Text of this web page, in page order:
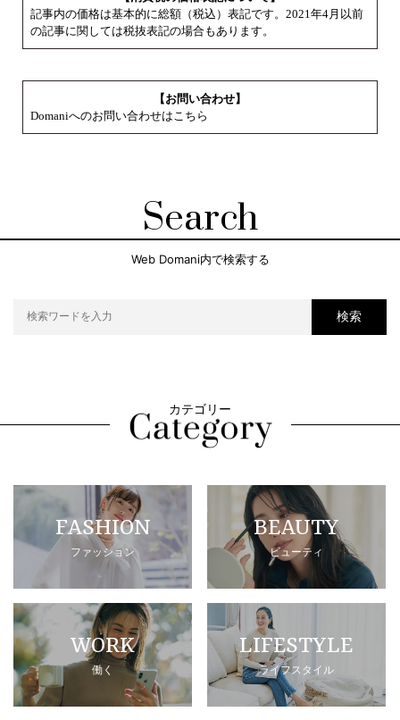
記事内の価格は基本的に総額（税込）表記です。2021年4月以前
の記事に関しては税抜表記の場合もあります。
【お問い合わせ】
Domaniへのお問い合わせはこちら
Search
Web Domani内で検索する
検索
カテゴリー
FASHION
ファッション
BEAUTY
ビューティ
WORK
働く
LIFESTYLE
ライフスタイル